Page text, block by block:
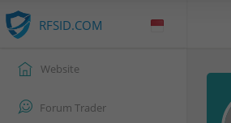
RFSID.COM
Website
Forum Trader